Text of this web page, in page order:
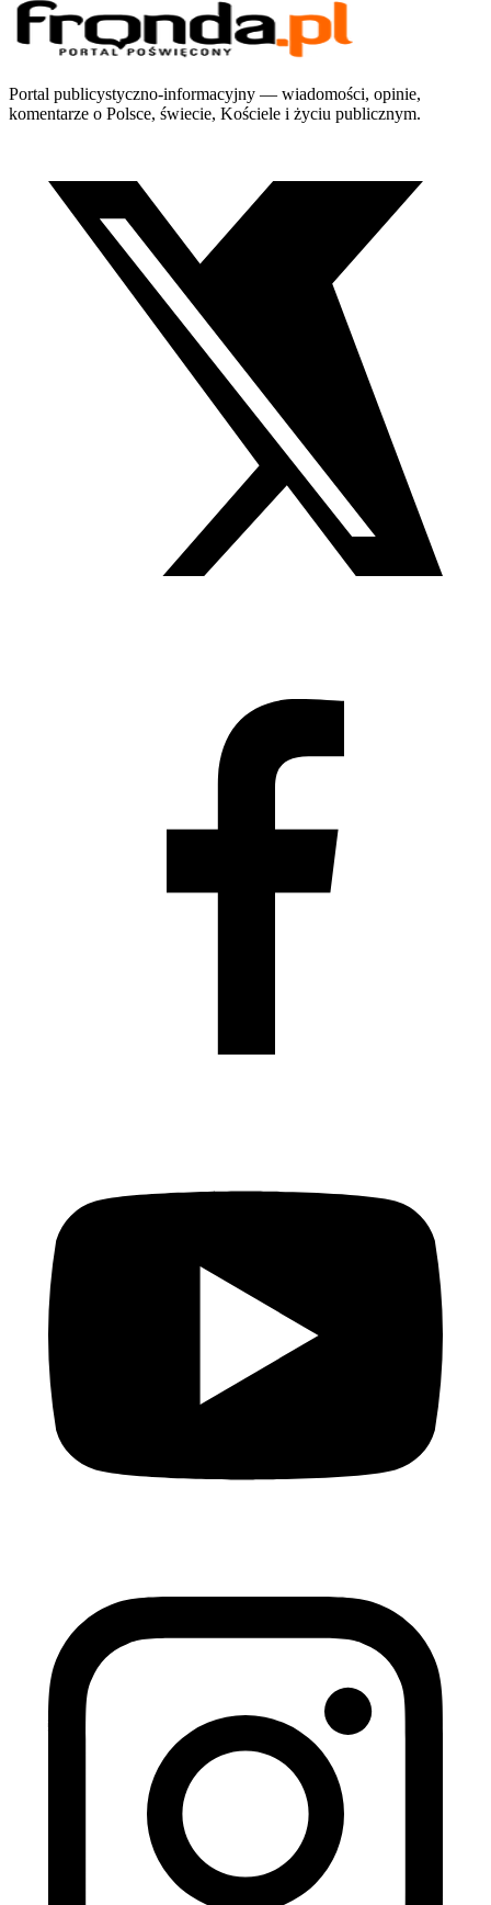
Portal publicystyczno-informacyjny — wiadomości, opinie,
komentarze o Polsce, świecie, Kościele i życiu publicznym.